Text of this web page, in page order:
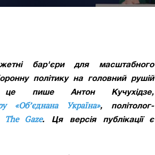
бар'єри для масштабного
політику на головний рушій
це пише Антон Кучухідзе,
«Об’єднана Україна», політолог-
The Gaze. Ця версія публікації є